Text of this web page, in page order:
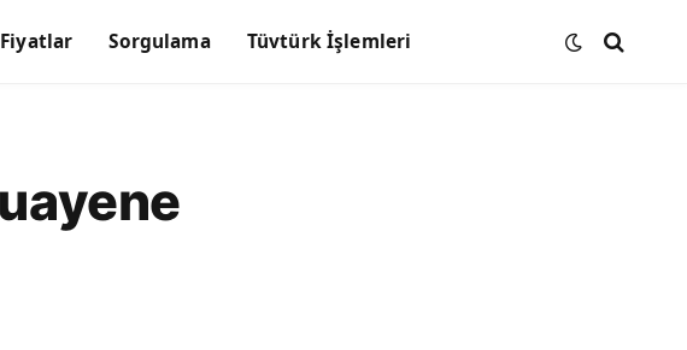
Fiyatlar Sorgulama Tüvtürk İşlemleri